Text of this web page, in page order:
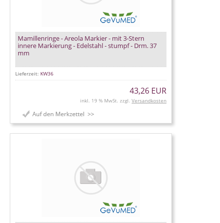
Mamillenringe - Areola Markier - mit 3-Stern
innere Markierung - Edelstahl - stumpf - Drm. 37
mm
Lieferzeit: KW36
43,26 EUR
inkl. 19 % MwSt. zzgl. Versandkosten